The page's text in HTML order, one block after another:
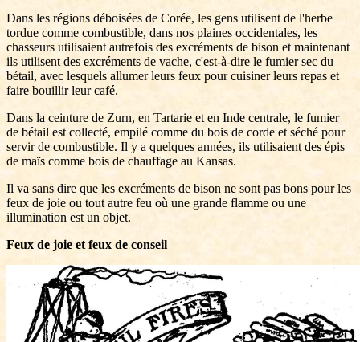
Dans les régions déboisées de Corée, les gens utilisent de l'herbe
tordue comme combustible, dans nos plaines occidentales, les
chasseurs utilisaient autrefois des excréments de bison et maintenant
ils utilisent des excréments de vache, c'est-à-dire le fumier sec du
bétail, avec lesquels allumer leurs feux pour cuisiner leurs repas et
faire bouillir leur café.
Dans la ceinture de Zurn, en Tartarie et en Inde centrale, le fumier
de bétail est collecté, empilé comme du bois de corde et séché pour
servir de combustible. Il y a quelques années, ils utilisaient des épis
de maïs comme bois de chauffage au Kansas.
Il va sans dire que les excréments de bison ne sont pas bons pour les
feux de joie ou tout autre feu où une grande flamme ou une
illumination est un objet.
Feux de joie et feux de conseil